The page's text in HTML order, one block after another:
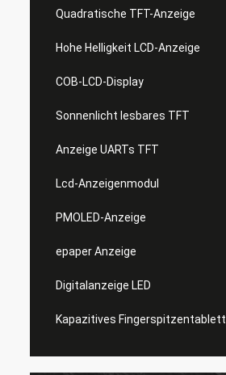
Quadratische TFT-Anzeige
Hohe Helligkeit LCD-Anzeige
COB-LCD-Display
Sonnenlicht lesbares TFT
Anzeige UARTs TFT
Lcd-Anzeigenmodul
PMOLED-Anzeige
epaper Anzeige
Digitalanzeige LED
Kapazitives Fingerspitzentablett